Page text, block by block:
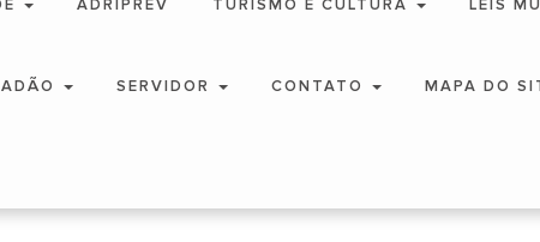
ADRIPREV TURISMO E CULTURA LEIS
SERVIDOR CONTATO MAPA DO